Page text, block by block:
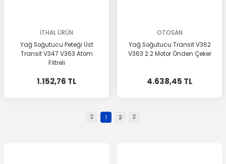
İTHAL ÜRÜN
Yağ Soğutucu Peteği Üst
Transit V347 V363 Atom
Filtreli
1.152,76 TL
OTOSAN
Yağ Soğutucu Transit V362
V363 2.2 Motor Önden Çeker
4.638,45 TL
1 2